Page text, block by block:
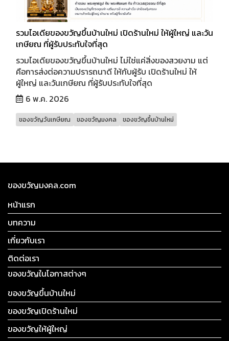
รวมไอเดียของขวัญขึ้นบ้านใหม่ เปิดร้านใหม่ ให้ผู้ใหญ่ และวัน
เกษียณ ที่ผู้รับประทับใจที่สุด
รวมไอเดียของขวัญขึ้นบ้านใหม่ ไม่ใช่แค่สิ่งของสวยงาม แต่
คือการส่งต่อความปรารถนาดี ให้กับผู้รับ เปิดร้านใหม่ ให้
ผู้ใหญ่ และวันเกษียณ ที่ผู้รับประทับใจที่สุด
6 พ.ค. 2026
ของขวัญวันเกษียณ ของขวัญมงคล ของขวัญขึ้นบ้านใหม่
ของขวัญมงคล.com
หน้าแรก
บทความ
เกี่ยวกับเรา
ติดต่อเรา
ของขวัญในโอกาสต่างๆ
ของขวัญขึ้นบ้านใหม่
ของขวัญเปิดร้านใหม่
ของขวัญให้ผู้ใหญ่